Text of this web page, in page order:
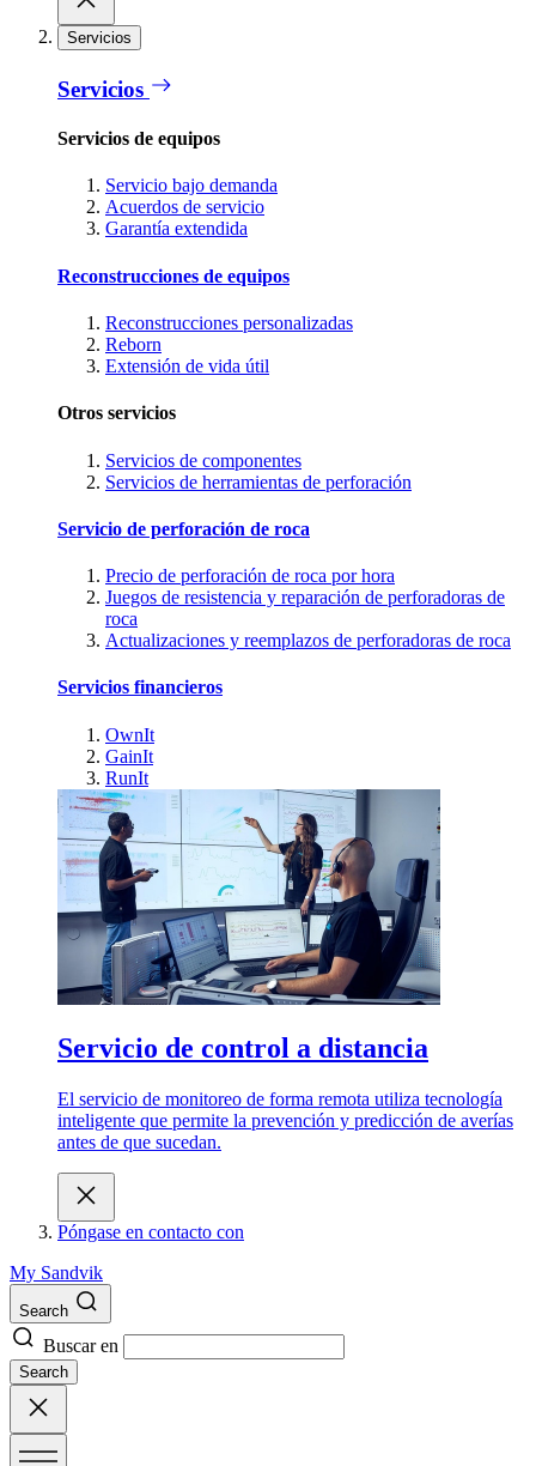
Servicios
Servicios
Servicios de equipos
Servicio bajo demanda
Acuerdos de servicio
Garantía extendida
Reconstrucciones de equipos
Reconstrucciones personalizadas
Reborn
Extensión de vida útil
Otros servicios
Servicios de componentes
Servicios de herramientas de perforación
Servicio de perforación de roca
Precio de perforación de roca por hora
Juegos de resistencia y reparación de perforadoras de
roca
Actualizaciones y reemplazos de perforadoras de roca
Servicios financieros
OwnIt
GainIt
RunIt
Servicio de control a distancia
El servicio de monitoreo de forma remota utiliza tecnología
inteligente que permite la prevención y predicción de averías
antes de que sucedan.
Póngase en contacto con
My Sandvik
Search
Buscar en
Search